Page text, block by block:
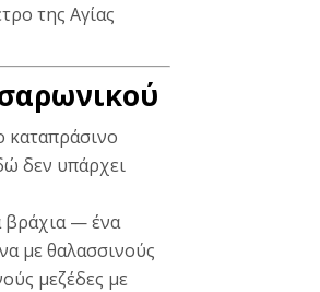
της Αγίας
καταπράσινο
δεν υπάρχει
βράχια — ένα
με θαλασσινούς
μεζέδες με